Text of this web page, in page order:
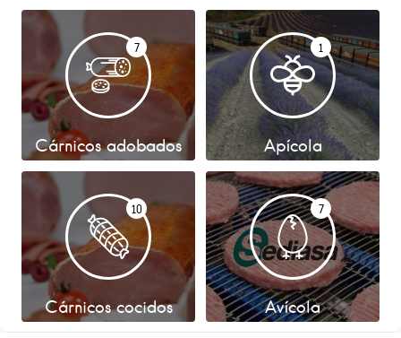
7
Cárnicos adobados
1
Apícola
10
Cárnicos cocidos
7
Avícola